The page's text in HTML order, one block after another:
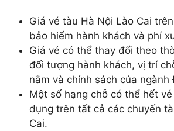
Giá vé tàu Hà Nội Lào Cai
bảo hiểm hành khách và phí
Giá vé có thể thay đổi theo
đối tượng hành khách, vị trí
nằm và chính sách của ngành
Một số hạng chỗ có thể hết
dụng trên tất cả các chuyến
Cai.